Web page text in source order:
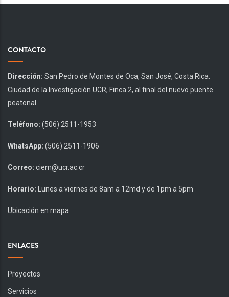
CONTACTO
Dirección: San Pedro de Montes de Oca, San José, Costa Rica.
Ciudad de la Investigación UCR, Finca 2, al final del nuevo puente
peatonal.
Teléfono: (506) 2511-1953
WhatsApp: (506) 2511-1906
Correo: ciem@ucr.ac.cr
Horario: Lunes a viernes de 8am a 12md y de 1pm a 5pm
Ubicación en mapa
ENLACES
Proyectos
Servicios